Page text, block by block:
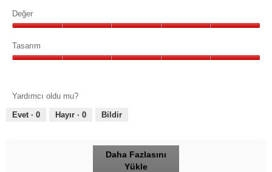
5/5
Değer
5/5
Tasarım
Yardımcı oldu mu?
Evet · 0 Hayır · 0 Bildir
Daha Fazlasını
Yükle